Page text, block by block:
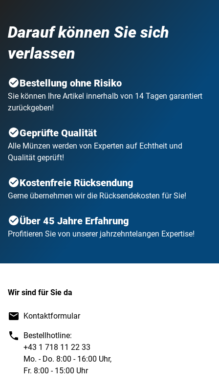
Darauf können Sie sich
verlassen
Bestellung ohne Risiko
Sie können Ihre Artikel innerhalb von 14 Tagen garantiert
zurückgeben!
Geprüfte Qualität
Alle Münzen werden von Experten auf Echtheit und
Qualität geprüft!
Kostenfreie Rücksendung
Gerne übernehmen wir die Rücksendekosten für Sie!
Über 45 Jahre Erfahrung
Profitieren Sie von unserer jahrzehntelangen Expertise!
Wir sind für Sie da
Kontaktformular
Bestellhotline:
+43 1 718 11 22 33
Mo. - Do. 8:00 - 16:00 Uhr,
Fr. 8:00 - 15:00 Uhr